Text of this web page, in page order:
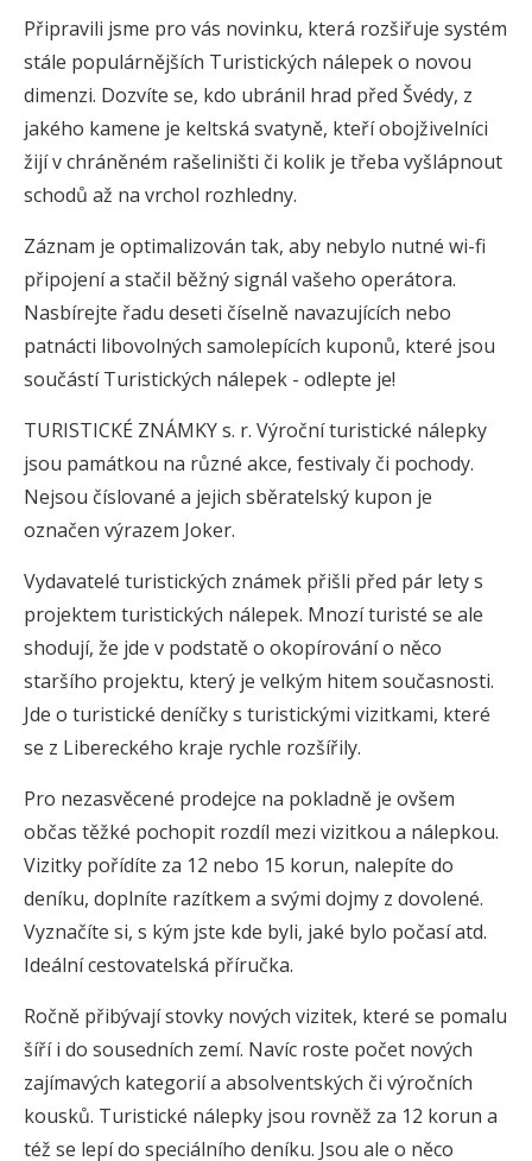
Připravili jsme pro vás novinku, která rozšiřuje systém
stále populárnějších Turistických nálepek o novou
dimenzi. Dozvíte se, kdo ubránil hrad před Švédy, z
jakého kamene je keltská svatyně, kteří obojživelníci
žijí v chráněném rašeliništi či kolik je třeba vyšlápnout
schodů až na vrchol rozhledny.
Záznam je optimalizován tak, aby nebylo nutné wi-fi
připojení a stačil běžný signál vašeho operátora.
Nasbírejte řadu deseti číselně navazujících nebo
patnácti libovolných samolepících kuponů, které jsou
součástí Turistických nálepek - odlepte je!
TURISTICKÉ ZNÁMKY s. r. Výroční turistické nálepky
jsou památkou na různé akce, festivaly či pochody.
Nejsou číslované a jejich sběratelský kupon je
označen výrazem Joker.
Vydavatelé turistických známek přišli před pár lety s
projektem turistických nálepek. Mnozí turisté se ale
shodují, že jde v podstatě o okopírování o něco
staršího projektu, který je velkým hitem současnosti.
Jde o turistické deníčky s turistickými vizitkami, které
se z Libereckého kraje rychle rozšířily.
Pro nezasvěcené prodejce na pokladně je ovšem
občas těžké pochopit rozdíl mezi vizitkou a nálepkou.
Vizitky pořídíte za 12 nebo 15 korun, nalepíte do
deníku, doplníte razítkem a svými dojmy z dovolené.
Vyznačíte si, s kým jste kde byli, jaké bylo počasí atd.
Ideální cestovatelská příručka.
Ročně přibývají stovky nových vizitek, které se pomalu
šíří i do sousedních zemí. Navíc roste počet nových
zajímavých kategorií a absolventských či výročních
kousků. Turistické nálepky jsou rovněž za 12 korun a
též se lepí do speciálního deníku. Jsou ale o něco